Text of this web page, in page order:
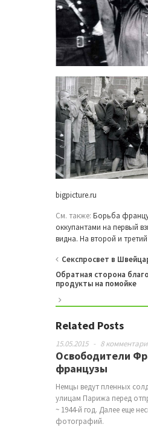
bigpicture.ru
См. также: Борьба
оккупантами на первый
видна. На второй и
Секспросвет в
Обратная сторона
продукты на помойке
Related Posts
15.05.2015 - 8
Освободители
французы
Немцы ведут пленных
улицам Парижа перед
~ 1944-й год. Далее еще
фотографий.